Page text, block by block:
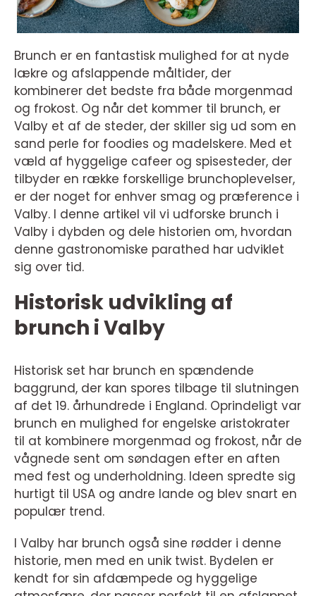
Brunch er en fantastisk mulighed for at nyde
lækre og afslappende måltider, der
kombinerer det bedste fra både morgenmad
og frokost. Og når det kommer til brunch, er
Valby et af de steder, der skiller sig ud som en
sand perle for foodies og madelskere. Med et
væld af hyggelige cafeer og spisesteder, der
tilbyder en række forskellige brunchoplevelser,
er der noget for enhver smag og præference i
Valby. I denne artikel vil vi udforske brunch i
Valby i dybden og dele historien om, hvordan
denne gastronomiske parathed har udviklet
sig over tid.
Historisk udvikling af
brunch i Valby
Historisk set har brunch en spændende
baggrund, der kan spores tilbage til slutningen
af det 19. århundrede i England. Oprindeligt var
brunch en mulighed for engelske aristokrater
til at kombinere morgenmad og frokost, når de
vågnede sent om søndagen efter en aften
med fest og underholdning. Ideen spredte sig
hurtigt til USA og andre lande og blev snart en
populær trend.
I Valby har brunch også sine rødder i denne
historie, men med en unik twist. Bydelen er
kendt for sin afdæmpede og hyggelige